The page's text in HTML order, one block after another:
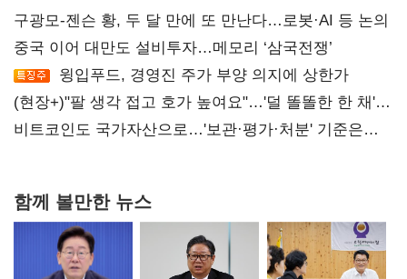
구광모-젠슨 황, 두 달 만에 또 만난다…로봇·AI 등 논의
중국 이어 대만도 설비투자…메모리 ‘삼국전쟁’
윙입푸드, 경영진 주가 부양 의지에 상한가
(현장+)"팔 생각 접고 호가 높여요"…'덜 똘똘한 한 채'
20억 키맞추기
비트코인도 국가자산으로…'보관·평가·처분' 기준은
함께 볼만한 뉴스